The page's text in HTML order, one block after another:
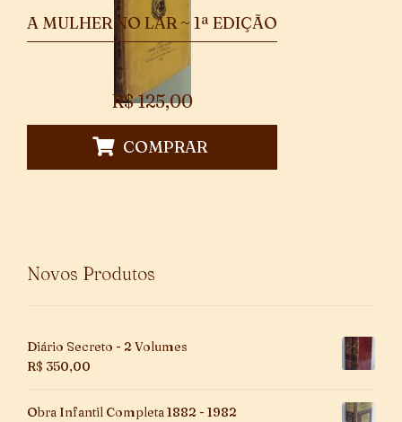
A MULHER NO LAR ~ 1ª EDIÇÃO
R$125,00
COMPRAR
Novos Produtos
Diário Secreto - 2 Volumes
R$ 350,00
Obra Infantil Completa 1882 - 1982